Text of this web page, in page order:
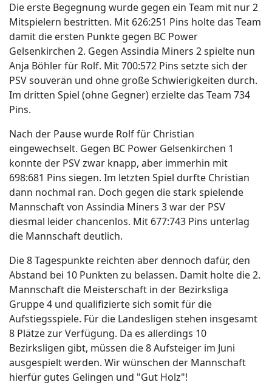
Die erste Begegnung wurde gegen ein Team mit nur 2
Mitspielern bestritten. Mit 626:251 Pins holte das Team
damit die ersten Punkte gegen BC Power
Gelsenkirchen 2. Gegen Assindia Miners 2 spielte nun
Anja Böhler für Rolf. Mit 700:572 Pins setzte sich der
PSV souverän und ohne große Schwierigkeiten durch.
Im dritten Spiel (ohne Gegner) erzielte das Team 734
Pins.
Nach der Pause wurde Rolf für Christian
eingewechselt. Gegen BC Power Gelsenkirchen 1
konnte der PSV zwar knapp, aber immerhin mit
698:681 Pins siegen. Im letzten Spiel durfte Christian
dann nochmal ran. Doch gegen die stark spielende
Mannschaft von Assindia Miners 3 war der PSV
diesmal leider chancenlos. Mit 677:743 Pins unterlag
die Mannschaft deutlich.
Die 8 Tagespunkte reichten aber dennoch dafür, den
Abstand bei 10 Punkten zu belassen. Damit holte die 2.
Mannschaft die Meisterschaft in der Bezirksliga
Gruppe 4 und qualifizierte sich somit für die
Aufstiegsspiele. Für die Landesligen stehen insgesamt
8 Plätze zur Verfügung. Da es allerdings 10
Bezirksligen gibt, müssen die 8 Aufsteiger im Juni
ausgespielt werden. Wir wünschen der Mannschaft
hierfür gutes Gelingen und "Gut Holz"!